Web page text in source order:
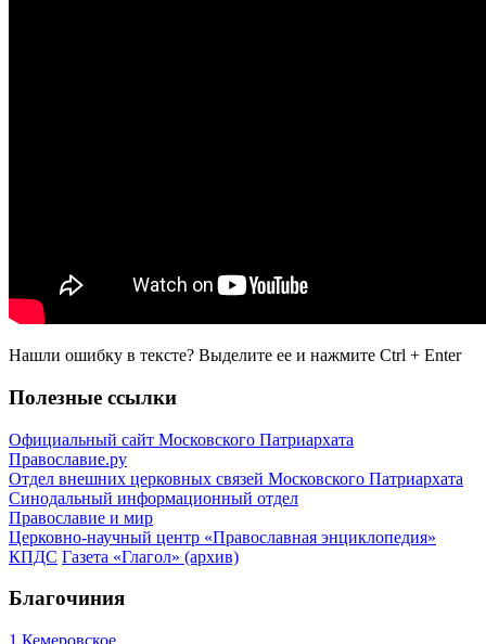
Нашли ошибку в тексте? Выделите ее и нажмите Ctrl + Enter
Полезные ссылки
Официальный сайт Московского Патриархата
Православие.ру
Отдел внешних церковных связей Московского Патриархата
Синодальный информационный отдел
Православие и мир
Церковно-научный центр «Православная энциклопедия»
КПДС Газета «Глагол» (архив)
Благочиния
1 Кемеровское